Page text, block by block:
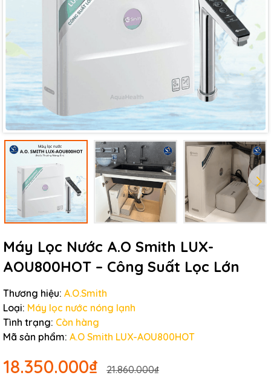
Máy Lọc Nước A.O Smith LUX-
AOU800HOT – Công Suất Lọc Lớn
Thương hiệu: A.O.Smith
Loại: Máy lọc nước nóng lạnh
Tình trạng: Còn hàng
Mã sản phẩm: A.O Smith LUX-AOU800HOT
18.350.000₫
21.860.000₫
Mã giảm giá:
Ngày hết hạn:
Điều kiện: